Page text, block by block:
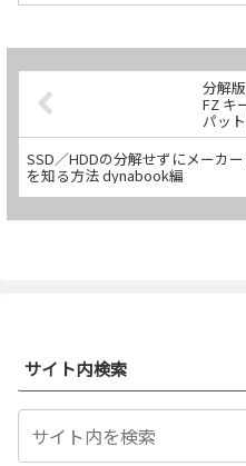
分解
FZ キ
パッ
SSD／HDDの分解せずにメーカ
を知る方法 dynabook編
サイト内検索